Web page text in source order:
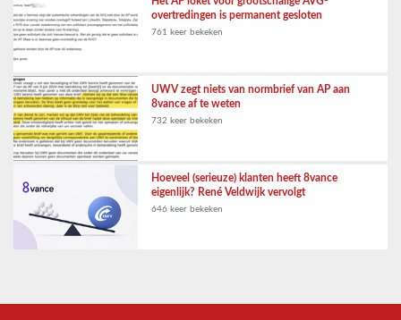
overtredingen is permanent gesloten
761 keer bekeken
UWV zegt niets van normbrief van AP aan
8vance af te weten
732 keer bekeken
Hoeveel (serieuze) klanten heeft 8vance
eigenlijk? René Veldwijk vervolgt
646 keer bekeken